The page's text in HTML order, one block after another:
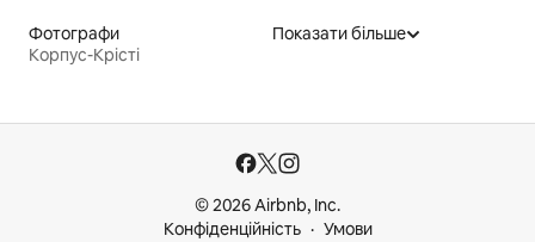
Фотографи
Корпус-Крісті
Показати більше
© 2026 Airbnb, Inc.
Конфіденційність
Умови